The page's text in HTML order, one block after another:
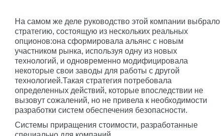
На самом же деле руководство этой компании выбрало
стратегию, состоящую из нескольких реальных
опционов:она сформировала альянс с новым
участником рынка, используя одну из новых
технологий, и одновременно модифицировала
некоторые свои заводы для работы с другой
технологией.Такая стратегия потребовала
определенных действий, которые впоследствии не
вызовут сожалений, но не привела к необходимости
разработки систем обеспечения безопасности.
Системы приращения стоимости, разработанные